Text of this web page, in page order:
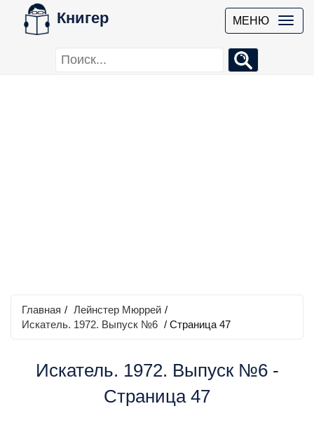
Книгер МЕНЮ
Главная / Лейнстер Мюррей /
Искатель. 1972. Выпуск №6 / Страница 47
Искатель. 1972. Выпуск №6 -
Страница 47